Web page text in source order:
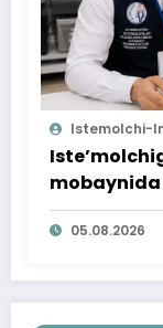
Istemolchi-
mobaynida
ta’minlab
05.08.2026